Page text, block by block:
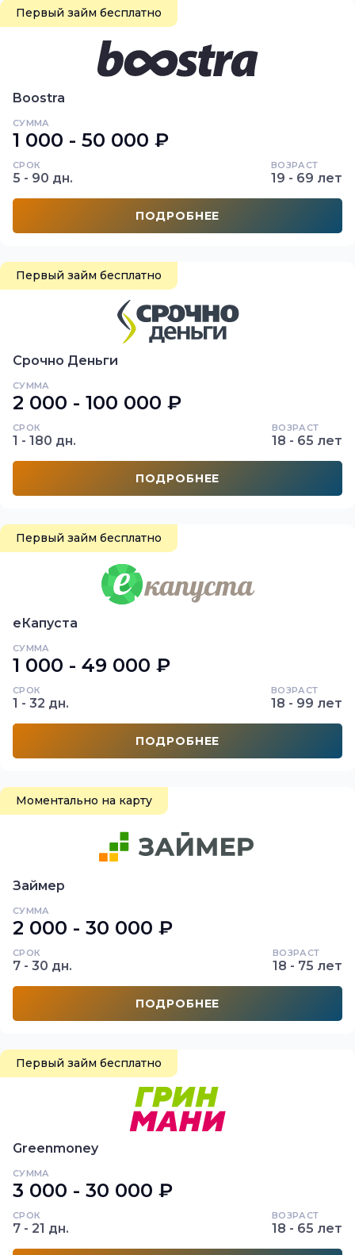
Первый займ бесплатно
Boostra
СУММА
1 000 - 50 000 ₽
СРОК
5 - 90 дн.
ВОЗРАСТ
19 - 69 лет
ПОДРОБНЕЕ
Первый займ бесплатно
Срочно Деньги
СУММА
2 000 - 100 000 ₽
СРОК
1 - 180 дн.
ВОЗРАСТ
18 - 65 лет
ПОДРОБНЕЕ
Первый займ бесплатно
еКапуста
СУММА
1 000 - 49 000 ₽
СРОК
1 - 32 дн.
ВОЗРАСТ
18 - 99 лет
ПОДРОБНЕЕ
Моментально на карту
Займер
СУММА
2 000 - 30 000 ₽
СРОК
7 - 30 дн.
ВОЗРАСТ
18 - 75 лет
ПОДРОБНЕЕ
Первый займ бесплатно
Greenmoney
СУММА
3 000 - 30 000 ₽
СРОК
7 - 21 дн.
ВОЗРАСТ
18 - 65 лет